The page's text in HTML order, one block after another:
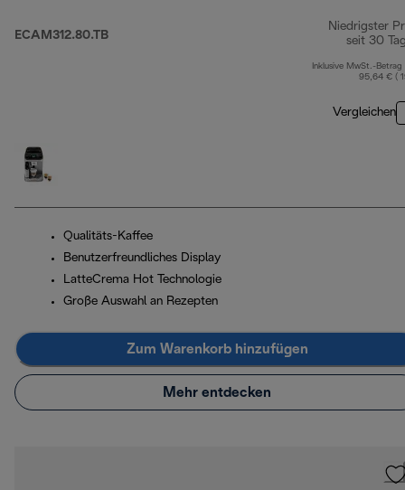
ECAM312.80.TB
Niedrigster
seit 30
Inklusive MwSt.-Betrag
95,64 € (
Vergleichen
Qualitäts-Kaffee
Benutzerfreundliches Display
LatteCrema Hot Technologie
Große Auswahl an Rezepten
Zum Warenkorb hinzufügen
Mehr entdecken